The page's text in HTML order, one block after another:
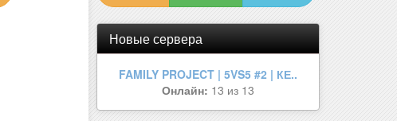
Новые сервера
| ROSEMARY | ONLY MIRAGE | !W..
Онлайн: 2 из 32